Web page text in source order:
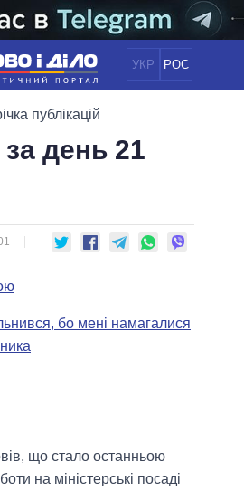
УКР РОС
НОВИНИ
ПОЛІТИКА
СВІТ
ОБIЦЯНКИ
ПОЛІТИКІВ
публікацій
день 21
бо мені намагалися
що стало останньою
на міністерські посаді